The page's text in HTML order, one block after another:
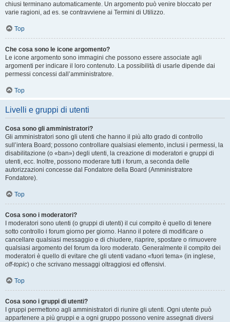
chiusi terminano automaticamente. Un argomento può venire bloccato per
varie ragioni, ad es. se contravviene ai Termini di Utilizzo.
Top
Che cosa sono le icone argomento?
Le icone argomento sono immagini che possono essere associate agli
argomenti per indicare il loro contenuto. La possibilità di usarle dipende dai
permessi concessi dall’amministratore.
Top
Livelli e gruppi di utenti
Cosa sono gli amministratori?
Gli amministratori sono gli utenti che hanno il più alto grado di controllo
sull’intera Board; possono controllare qualsiasi elemento, inclusi i permessi, la
disabilitazione (o «ban») degli utenti, la creazione di moderatori e gruppi di
utenti, ecc. Inoltre, possono moderare tutti i forum, a seconda delle
autorizzazioni concesse dal Fondatore della Board (Amministratore
Fondatore).
Top
Cosa sono i moderatori?
I moderatori sono utenti (o gruppi di utenti) il cui compito è quello di tenere
sotto controllo i forum giorno per giorno. Hanno il potere di modificare o
cancellare qualsiasi messaggio e di chiudere, riaprire, spostare o rimuovere
qualsiasi argomento del forum da loro moderato. Generalmente il compito dei
moderatori è quello di evitare che gli utenti vadano «fuori tema» (in inglese,
off-topic) o che scrivano messaggi oltraggiosi ed offensivi.
Top
Cosa sono i gruppi di utenti?
I gruppi permettono agli amministratori di riunire gli utenti. Ogni utente può
appartenere a più gruppi e a ogni gruppo possono venire assegnati diversi